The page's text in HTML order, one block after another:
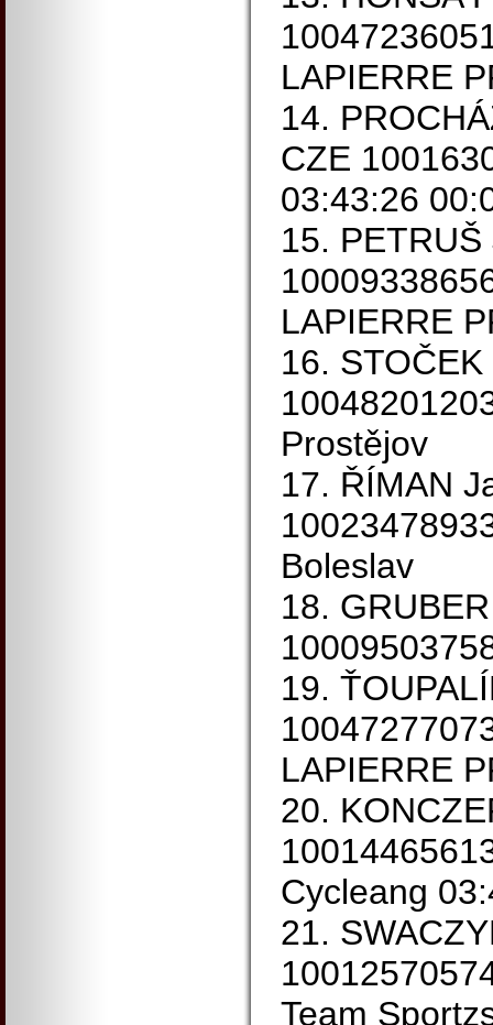
LAPIERRE
14.
CZE
03:43:26
15.
LAPIERRE
16.
Prostějov
17. ŘÍMAN
Boleslav
18.
19.
LAPIERRE
20.
Cycleang
21.
Team